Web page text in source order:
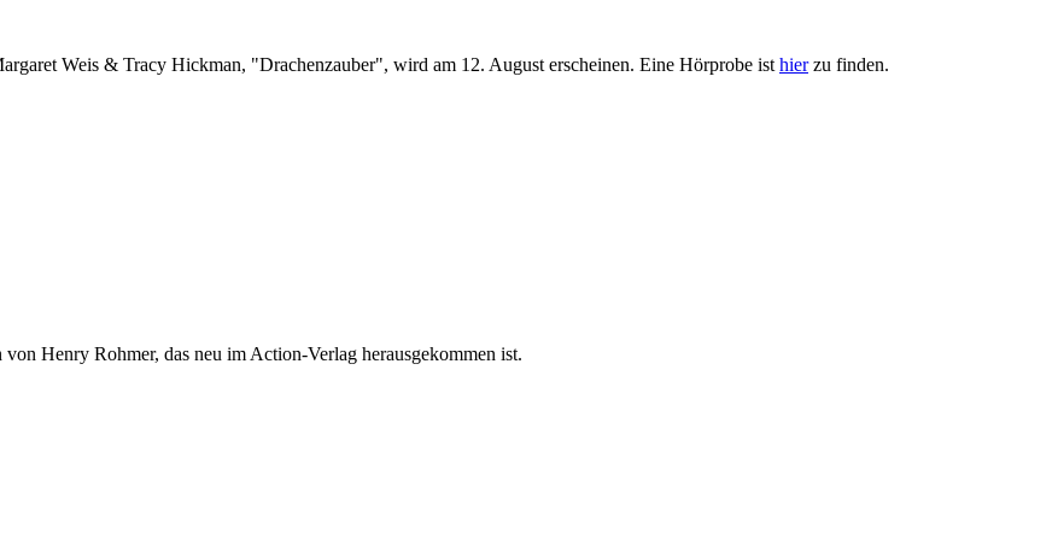
Weis & Tracy Hickman, "Drachenzauber", wird am 12. August erscheinen. Eine Hörprobe ist hierzu finden.
Henry Rohmer, das neu im Action-Verlag herausgekommen ist.